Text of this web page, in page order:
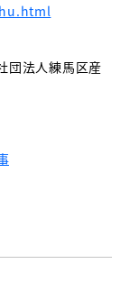
団法人練馬区産